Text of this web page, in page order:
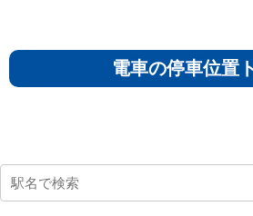
電車の停車位置